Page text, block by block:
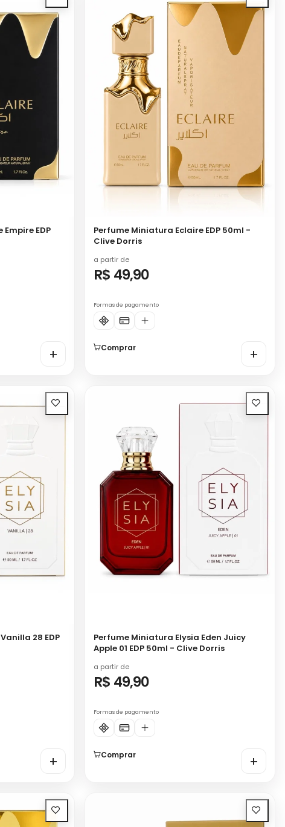
EDP
+
Perfume Miniatura Eclaire EDP 50ml -
Clive Dorris
a partir de
R$ 49,90
Formas de pagamento
Comprar +
28 EDP
+
Perfume Miniatura Elysia Eden Juicy
Apple 01 EDP 50ml - Clive Dorris
a partir de
R$ 49,90
Formas de pagamento
Comprar +